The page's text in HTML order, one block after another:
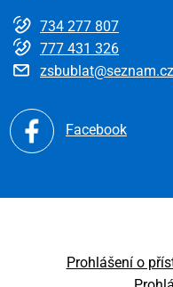
734 277 807
777 431 326
zsbublat@seznam.cz
Facebook
Prohlášení o